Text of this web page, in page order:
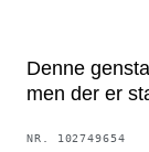
Denne
men der er
NR. 102749654